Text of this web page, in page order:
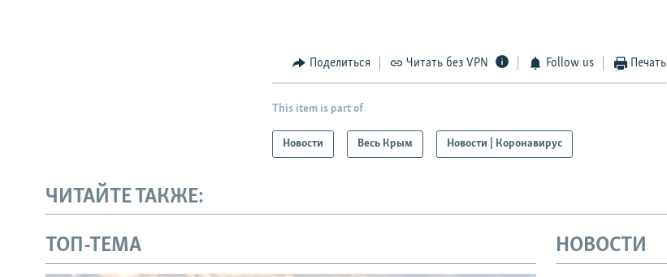
Поделиться Читать без VPN Follow us Печать
This item is part of
Новости Весь Крым Новости | Коронавирус
ЧИТАЙТЕ ТАКЖЕ:
ТОП-ТЕМА НОВОСТИ